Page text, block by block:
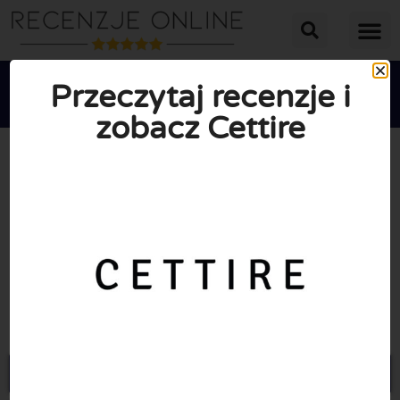
  
Przeczytaj recenzje i
zobacz Cettire